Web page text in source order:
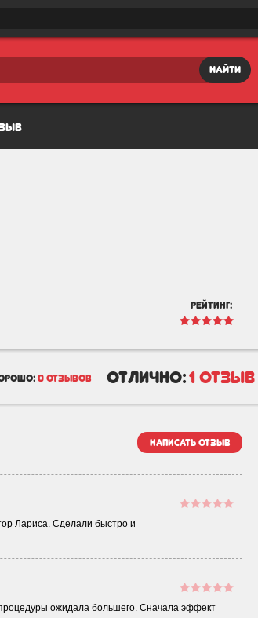
найти
рейтинг:
0 отзывов отлично:1 отзыв
написать отзыв
Лариса. Сделали быстро и
ожидала большего. Сначала эффект